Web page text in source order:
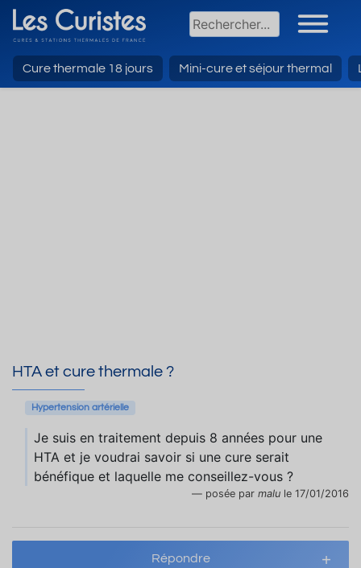
Cure thermale 18 jours Mini-cure et séjour thermal
HTA et cure thermale ?
Hypertension artérielle
Je suis en traitement depuis 8 années pour une
HTA et je voudrai savoir si une cure serait
bénéfique et laquelle me conseillez-vous ?
posée par malu le 17/01/2016
Répondre